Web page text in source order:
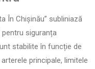
În Chișinău” subliniază
siguranța
stabilite în funcție de
principale, limitele